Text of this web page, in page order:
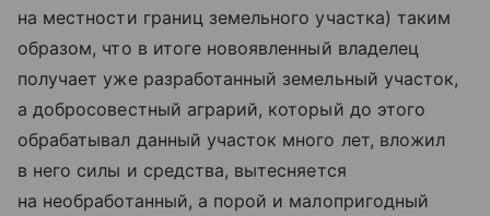
на местности границ земельного участка) таким
образом, что в итоге новоявленный владелец
получает уже разработанный земельный участок,
а добросовестный аграрий, который до этого
обрабатывал данный участок много лет, вложил
в него силы и средства, вытесняется
на необработанный, а порой и малопригодный